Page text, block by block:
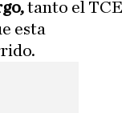
tanto el TCE
esta